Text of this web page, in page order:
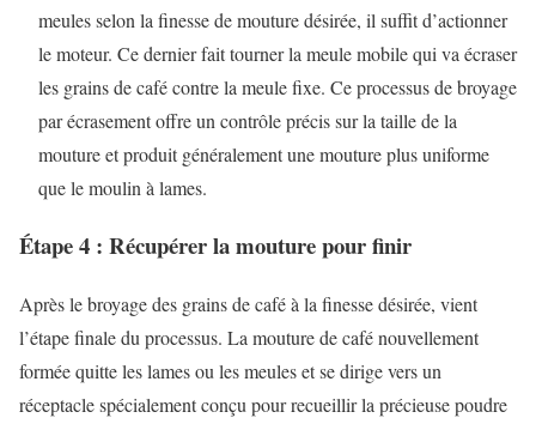
meules selon la finesse de mouture désirée, il suffit d’actionner
le moteur. Ce dernier fait tourner la meule mobile qui va écraser
les grains de café contre la meule fixe. Ce processus de broyage
par écrasement offre un contrôle précis sur la taille de la
mouture et produit généralement une mouture plus uniforme
que le moulin à lames.
Étape 4 : Récupérer la mouture pour finir
Après le broyage des grains de café à la finesse désirée, vient
l’étape finale du processus. La mouture de café nouvellement
formée quitte les lames ou les meules et se dirige vers un
réceptacle spécialement conçu pour recueillir la précieuse poudre